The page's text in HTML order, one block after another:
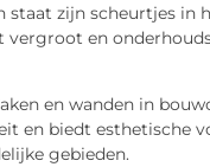
zijn scheurtjes in
vergroot en
en wanden in
en biedt esthetische
gebieden.